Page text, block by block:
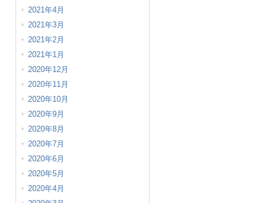
2021年4月
2021年3月
2021年2月
2021年1月
2020年12月
2020年11月
2020年10月
2020年9月
2020年8月
2020年7月
2020年6月
2020年5月
2020年4月